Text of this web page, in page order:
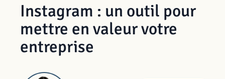
Instagram : un outil pour
mettre en valeur votre
entreprise